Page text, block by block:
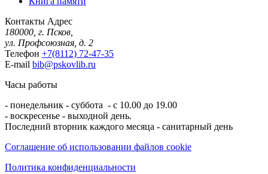
Контакты Адрес
180000, г. Псков,
ул. Профсоюзная, д. 2
Телефон +7(8112) 72-47-35
E-mail bib@pskovlib.ru
Часы работы
- понедельник - суббота - с 10.00 до 19.00
- воскресенье - выходной день.
Последний вторник каждого месяца - санитарный день
Соглашение об использовании файлов cookie
Политика конфиденциальности